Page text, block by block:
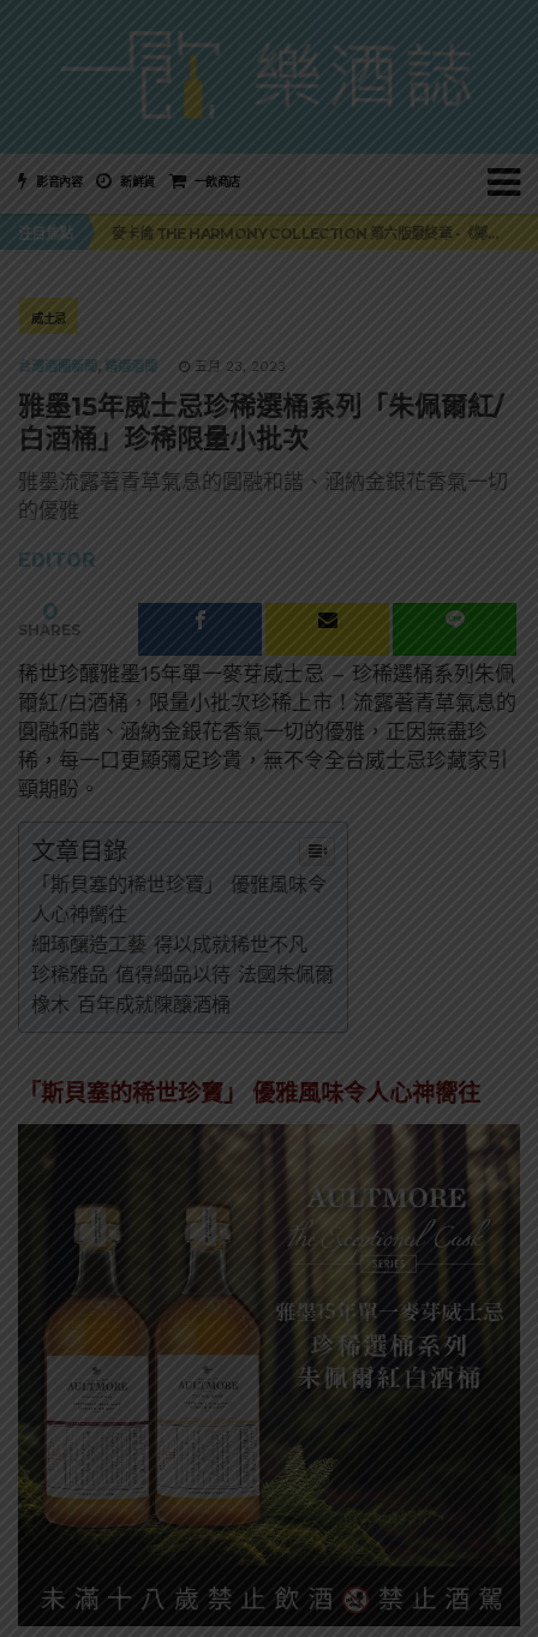
影音內容 新鮮貨 一飲商店
注目焦點
美國正式恢復蘇格蘭威士忌零關稅！烈酒產業再次迎來重磅利多
麥卡倫 THE HARMONY COLLECTION 第六版最終章 -《椰風煖韻》
角嗨尬炸物X爽快這一步，角瓶攜手頂呱呱 全新套餐限時登場
威士忌
台灣酒圈新聞 , 精選酒聞 五月 23, 2023
雅墨15年威士忌珍稀選桶系列「朱佩爾紅/
白酒桶」珍稀限量小批次
雅墨流露著青草氣息的圓融和諧、涵納金銀花香氣一切
的優雅
EDITOR
0
SHARES
稀世珍釀雅墨15年單一麥芽威士忌 – 珍稀選桶系列朱佩
爾紅/白酒桶，限量小批次珍稀上市！流露著青草氣息的
圓融和諧、涵納金銀花香氣一切的優雅，正因無盡珍
稀，每一口更顯彌足珍貴，無不令全台威士忌珍藏家引
頸期盼。
文章目錄
「斯貝塞的稀世珍寶」 優雅風味令
人心神嚮往
細琢釀造工藝 得以成就稀世不凡
珍稀雅品 值得細品以待 法國朱佩爾
橡木 百年成就陳釀酒桶
「斯貝塞的稀世珍寶」 優雅風味令人心神嚮往